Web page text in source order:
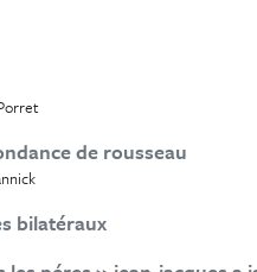
de rousseau
bilatéraux